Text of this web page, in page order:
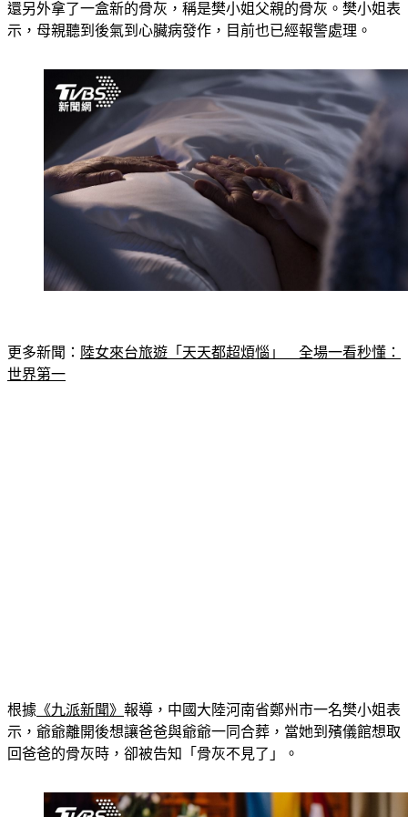
還另外拿了一盒新的骨灰，稱是樊小姐父親的骨灰。樊小姐表
示，母親聽到後氣到心臟病發作，目前也已經報警處理。
更多新聞： 陸女來台旅遊「天天都超煩惱」　全場一看秒懂：
世界第一
根據 《九派新聞》 報導，中國大陸河南省鄭州市一名樊小姐表
示，爺爺離開後想讓爸爸與爺爺一同合葬，當她到殯儀館想取
回爸爸的骨灰時，卻被告知「骨灰不見了」。